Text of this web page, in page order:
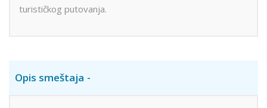
turističkog putovanja.
Opis smeštaja